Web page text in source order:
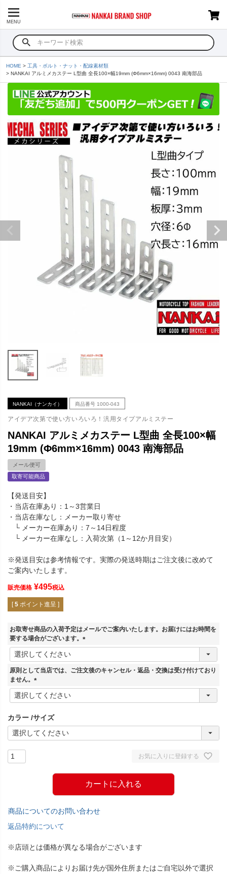
MENU
HOME
工具・ボルト・ナット・配線素材類
NANKAI アルミメカステー L型曲 全長100×幅19mm (Φ6mm×16mm) 0043 南海部品
NANKAI（ナンカイ） 商品番号 1000-043
アイデア次第で使い方いろいろ！汎用タイプアルミステー
NANKAI アルミメカステー L型曲 全長100×幅
19mm (Φ6mm×16mm) 0043 南海部品
メール便可
取寄可能商品
【発送目安】
・当店在庫あり：1～3営業日
・当店在庫なし：メーカー取り寄せ
└ メーカー在庫あり：7～14日程度
└ メーカー在庫なし：入荷次第（1～12か月目安）
※発送目安は参考情報です。実際の発送時期はご注文後に改めて
ご案内いたします。
販売価格 ¥495税込
[ 5 ポイント進呈 ]
お取寄せ商品の入荷予定はメールでご案内いたします。お届けにはお時間を
要する場合がございます。
(
須
原則として当店では、ご注文後のキャンセル・返品・交換は受け付けており
ません。
(
必
)
カラー サイズ
お気に入りに登録する
カートに入れる
商品についてのお問い合わせ
返品特約について
※店頭とは価格が異なる場合がございます
※ご購入商品によりお届け先が国外住所またはご自宅以外で選択